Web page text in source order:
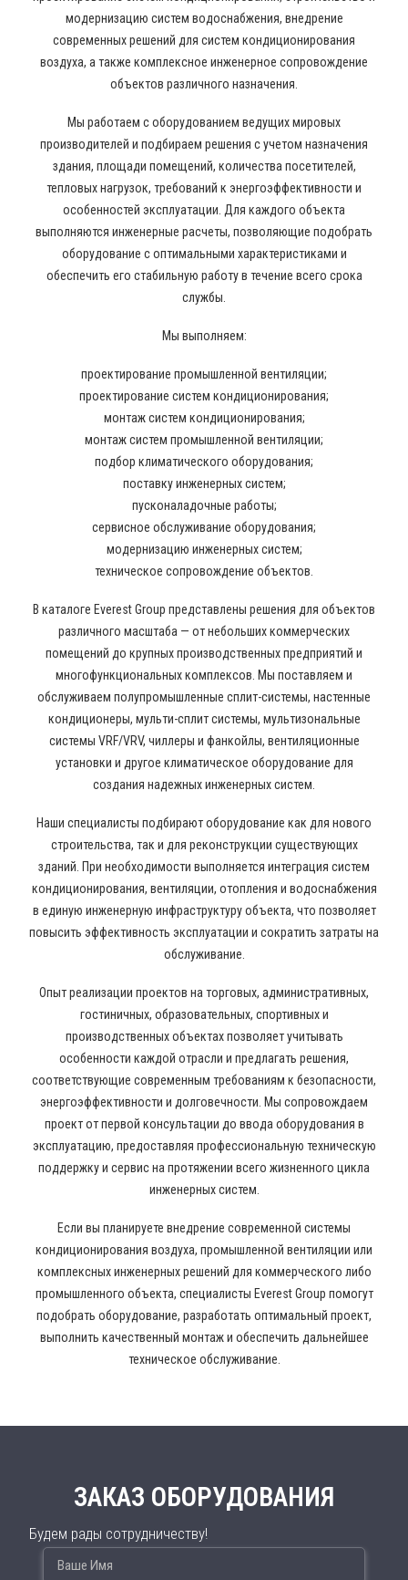
модернизацию систем водоснабжения, внедрение
современных решений для систем кондиционирования
воздуха, а также комплексное инженерное сопровождение
объектов различного назначения.
Мы работаем с оборудованием ведущих мировых
производителей и подбираем решения с учетом назначения
здания, площади помещений, количества посетителей,
тепловых нагрузок, требований к энергоэффективности и
особенностей эксплуатации. Для каждого объекта
выполняются инженерные расчеты, позволяющие подобрать
оборудование с оптимальными характеристиками и
обеспечить его стабильную работу в течение всего срока
службы.
Мы выполняем:
проектирование промышленной вентиляции;
проектирование систем кондиционирования;
монтаж систем кондиционирования;
монтаж систем промышленной вентиляции;
подбор климатического оборудования;
поставку инженерных систем;
пусконаладочные работы;
сервисное обслуживание оборудования;
модернизацию инженерных систем;
техническое сопровождение объектов.
В каталоге Everest Group представлены решения для объектов
различного масштаба — от небольших коммерческих
помещений до крупных производственных предприятий и
многофункциональных комплексов. Мы поставляем и
обслуживаем полупромышленные сплит-системы, настенные
кондиционеры, мульти-сплит системы, мультизональные
системы VRF/VRV, чиллеры и фанкойлы, вентиляционные
установки и другое климатическое оборудование для
создания надежных инженерных систем.
Наши специалисты подбирают оборудование как для нового
строительства, так и для реконструкции существующих
зданий. При необходимости выполняется интеграция систем
кондиционирования, вентиляции, отопления и водоснабжения
в единую инженерную инфраструктуру объекта, что позволяет
повысить эффективность эксплуатации и сократить затраты на
обслуживание.
Опыт реализации проектов на торговых, административных,
гостиничных, образовательных, спортивных и
производственных объектах позволяет учитывать
особенности каждой отрасли и предлагать решения,
соответствующие современным требованиям к безопасности,
энергоэффективности и долговечности. Мы сопровождаем
проект от первой консультации до ввода оборудования в
эксплуатацию, предоставляя профессиональную техническую
поддержку и сервис на протяжении всего жизненного цикла
инженерных систем.
Если вы планируете внедрение современной системы
кондиционирования воздуха, промышленной вентиляции или
комплексных инженерных решений для коммерческого либо
промышленного объекта, специалисты Everest Group помогут
подобрать оборудование, разработать оптимальный проект,
выполнить качественный монтаж и обеспечить дальнейшее
техническое обслуживание.
ЗАКАЗ ОБОРУДОВАНИЯ
Будем рады сотрудничеству!